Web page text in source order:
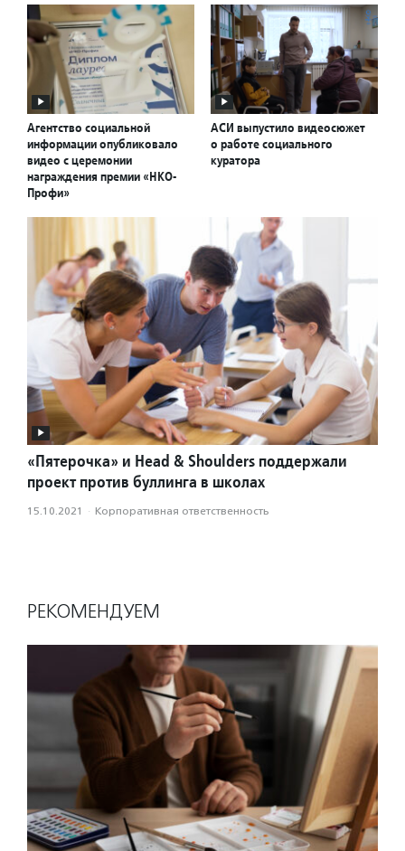
Агентство социальной
информации опубликовало
видео с церемонии
награждения премии «НКО-
Профи»
АСИ выпустило видеосюжет
о работе социального
куратора
«Пятерочка» и Head & Shoulders поддержали
проект против буллинга в школах
15.10.2021 · Корпоративная ответственность
РЕКОМЕНДУЕМ